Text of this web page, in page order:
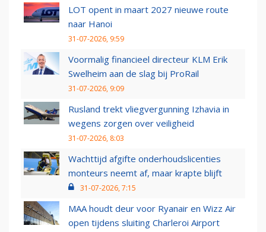
LOT opent in maart 2027 nieuwe route
naar Hanoi
31-07-2026, 9:59
Voormalig financieel directeur KLM Erik
Swelheim aan de slag bij ProRail
31-07-2026, 9:09
Rusland trekt vliegvergunning Izhavia in
wegens zorgen over veiligheid
31-07-2026, 8:03
Wachttijd afgifte onderhoudslicenties
monteurs neemt af, maar krapte blijft
31-07-2026, 7:15
MAA houdt deur voor Ryanair en Wizz Air
open tijdens sluiting Charleroi Airport